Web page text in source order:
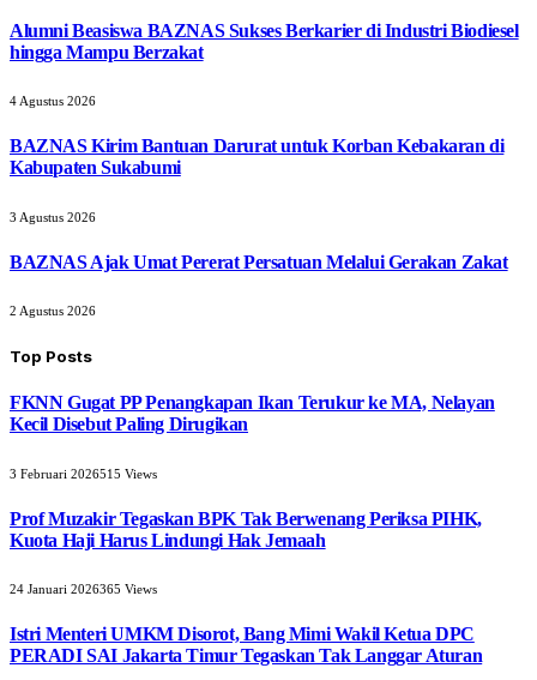
Alumni Beasiswa BAZNAS Sukses Berkarier di Industri Biodiesel
hingga Mampu Berzakat
4 Agustus 2026
BAZNAS Kirim Bantuan Darurat untuk Korban Kebakaran di
Kabupaten Sukabumi
3 Agustus 2026
BAZNAS Ajak Umat Pererat Persatuan Melalui Gerakan Zakat
2 Agustus 2026
Top Posts
FKNN Gugat PP Penangkapan Ikan Terukur ke MA, Nelayan
Kecil Disebut Paling Dirugikan
3 Februari 2026515 Views
Prof Muzakir Tegaskan BPK Tak Berwenang Periksa PIHK,
Kuota Haji Harus Lindungi Hak Jemaah
24 Januari 2026365 Views
Istri Menteri UMKM Disorot, Bang Mimi Wakil Ketua DPC
PERADI SAI Jakarta Timur Tegaskan Tak Langgar Aturan